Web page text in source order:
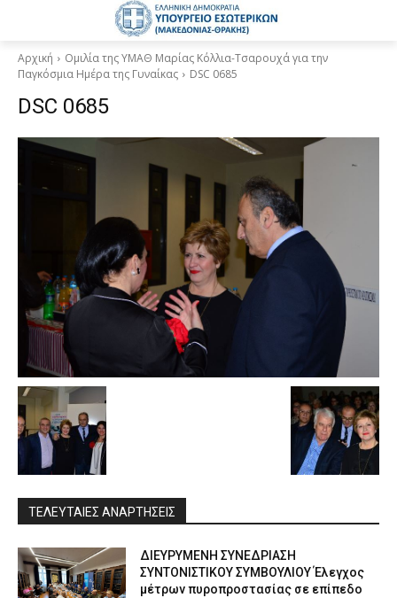
Αρχική
Ομιλία της ΥΜΑΘ Μαρίας Κόλλια-Τσαρουχά για την
Παγκόσμια Ημέρα της Γυναίκας
DSC 0685
DSC 0685
ΤΕΛΕΥΤΑΙΕΣ ΑΝΑΡΤΗΣΕΙΣ
ΔΙΕΥΡΥΜΕΝΗ ΣΥΝΕΔΡΙΑΣΗ
ΣΥΝΤΟΝΙΣΤΙΚΟΥ ΣΥΜΒΟΥΛΙΟΥ Έλεγχος
μέτρων πυροπροστασίας σε επίπεδο